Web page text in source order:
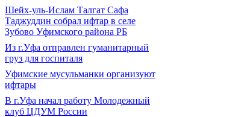
Шейх-уль-Ислам Талгат Сафа
Таджуддин собрал ифтар в селе
Зубово Уфимского района РБ
Из г.Уфа отправлен гуманитарный
груз для госпиталя
Уфимские мусульманки организуют
ифтары
В г.Уфа начал работу Молодежный
клуб ЦДУМ России